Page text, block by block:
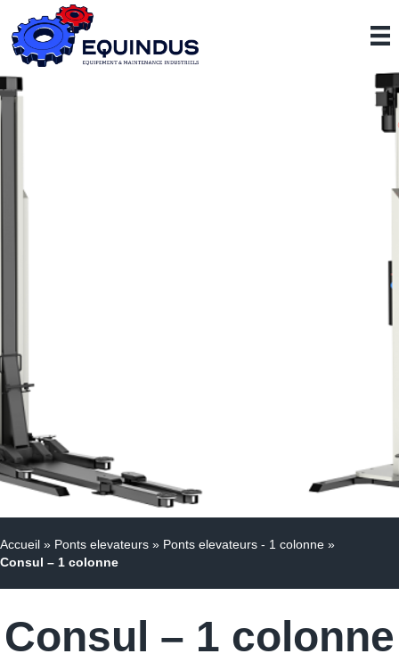
Accueil » Ponts elevateurs » Ponts elevateurs - 1 colonne »
Consul – 1 colonne
Consul – 1 colonne